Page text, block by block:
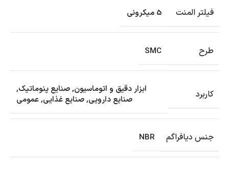
فیلتر المنت 5 میکرونی
طرح SMC
کاربرد ابزار دقیق و اتوماسیون,صنایع پنوماتیک,
صنایع دارویی,صنایع غذایی,عمومی
جنس دیافراگم NBR